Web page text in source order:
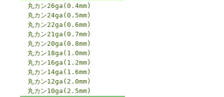
丸カン26ga(0.4mm)
丸カン24ga(0.5mm)
丸カン22ga(0.6mm)
丸カン21ga(0.7mm)
丸カン20ga(0.8mm)
丸カン18ga(1.0mm)
丸カン16ga(1.2mm)
丸カン14ga(1.6mm)
丸カン12ga(2.0mm)
丸カン10ga(2.5mm)